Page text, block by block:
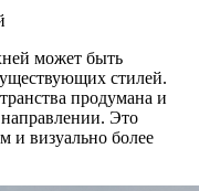
может быть
стилей.
продумана и
Это
и визуально более